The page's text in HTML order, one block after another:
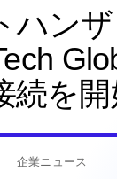
ハン
続を
企業ニュース